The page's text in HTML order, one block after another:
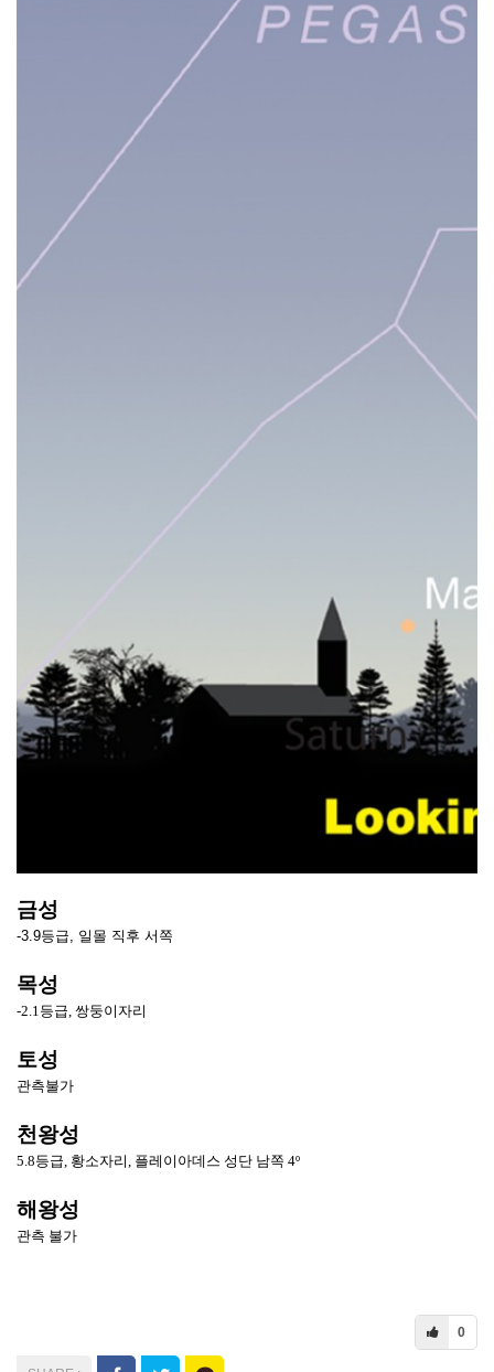
금성
-3.9등급, 일몰 직후 서쪽
목성
-2.1등급, 쌍둥이자리
토성
관측불가
천왕성
5.8등급, 황소자리, 플레이아데스 성단 남쪽 4º
해왕성
관측 불가
0